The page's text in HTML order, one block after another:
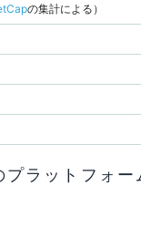
の集計による）
ラットフォー